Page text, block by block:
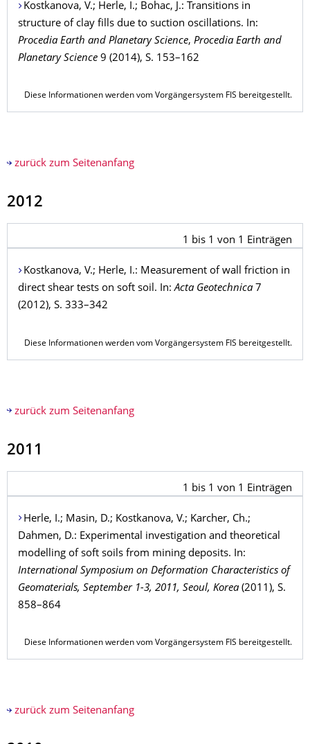
Kostkanova, V.; Herle, I.; Bohac, J.: Transitions in
structure of clay fills due to suction oscillations. In:
Procedia Earth and Planetary Science, Procedia Earth and
Planetary Science 9 (2014), S. 153–162
Diese Informationen werden vom Vorgängersystem FIS bereitgestellt.
zurück zum Seitenanfang
2012
1 bis 1 von 1 Einträgen
Kostkanova, V.; Herle, I.: Measurement of wall friction in
direct shear tests on soft soil. In:Acta Geotechnica7
(2012), S. 333–342
Diese Informationen werden vom Vorgängersystem FIS bereitgestellt.
zurück zum Seitenanfang
2011
1 bis 1 von 1 Einträgen
Herle, I.; Masin, D.; Kostkanova, V.; Karcher, Ch.;
Dahmen, D.: Experimental investigation and theoretical
modelling of soft soils from mining deposits. In:
International Symposium on Deformation Characteristics of
Geomaterials, September 1-3, 2011, Seoul, Korea(2011), S.
858–864
Diese Informationen werden vom Vorgängersystem FIS bereitgestellt.
zurück zum Seitenanfang